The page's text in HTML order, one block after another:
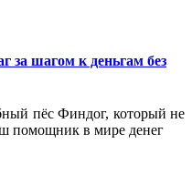
шагом к деньгам без
пёс Финдог, который не
помощник в мире денег